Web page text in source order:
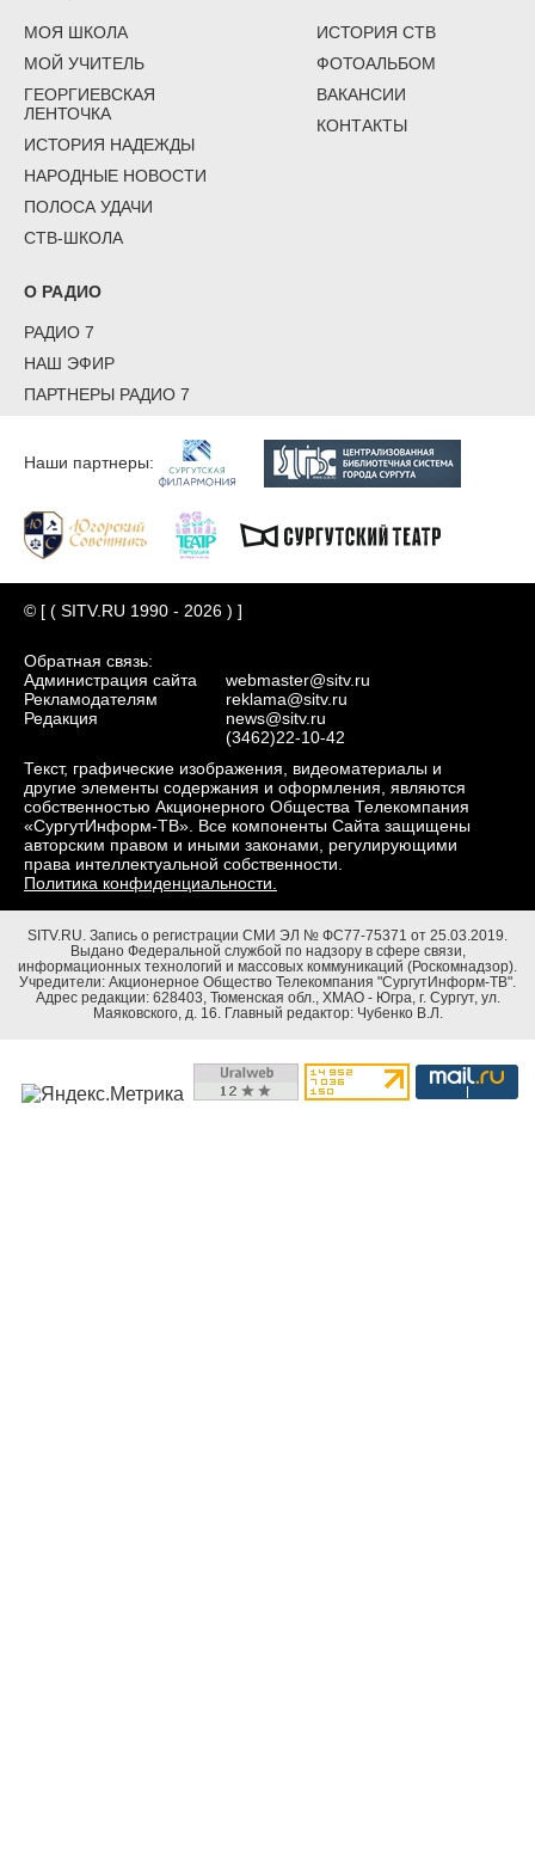
МОЯ ШКОЛА
МОЙ УЧИТЕЛЬ
ГЕОРГИЕВСКАЯ
ЛЕНТОЧКА
ИСТОРИЯ НАДЕЖДЫ
НАРОДНЫЕ НОВОСТИ
ПОЛОСА УДАЧИ
СТВ-ШКОЛА
ИСТОРИЯ СТВ
ФОТОАЛЬБОМ
ВАКАНСИИ
КОНТАКТЫ
О РАДИО
РАДИО 7
НАШ ЭФИР
ПАРТНЕРЫ РАДИО 7
Наши партнеры:
© [ ( SITV.RU 1990 - 2026 ) ]
Обратная связь:
Администрация сайта
Рекламодателям
Редакция
webmaster@sitv.ru
reklama@sitv.ru
news@sitv.ru
(3462)22-10-42
Текст, графические изображения, видеоматериалы и
другие элементы содержания и оформления, являются
собственностью Акционерного Общества Телекомпания
«СургутИнформ-ТВ». Все компоненты Сайта защищены
авторским правом и иными законами, регулирующими
права интеллектуальной собственности.
Политика конфиденциальности.
SITV.RU. Запись о регистрации СМИ ЭЛ № ФС77-75371 от 25.03.2019.
Выдано Федеральной службой по надзору в сфере связи,
информационных технологий и массовых коммуникаций (Роскомнадзор).
Учредители: Акционерное Общество Телекомпания "СургутИнформ-ТВ".
Адрес редакции: 628403, Тюменская обл., ХМАО - Югра, г. Сургут, ул.
Маяковского, д. 16. Главный редактор: Чубенко В.Л.